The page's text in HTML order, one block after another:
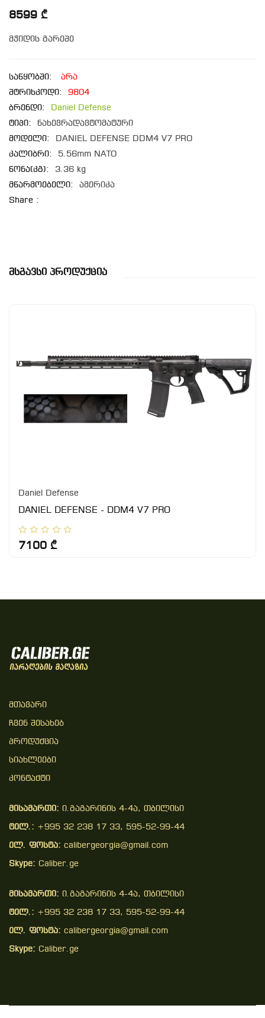
8599 ₾
მჭიდის გარეშე
საწყობში:
არა
შტრიხკოდი:
9804
ბრენდი:
Daniel Defense
ტიპი:
ნახევრადავტომატური
მოდელი:
DANIEL DEFENSE DDM4 V7 PRO
კალიბრი:
5.56mm NATO
წონა(კგ):
3.36 kg
მწარმოებელი:
ამერიკა
Share :
Მსგავსი Პროდუქცია
Daniel Defense
DANIEL DEFENSE - DDM4 V7 PRO
7100 ₾
Მთავარი
Ჩვენ Შესახებ
Პროდუქცია
Სიახლეები
Კონტაქტი
მისამართი: ი.გაგარინის 4-4ა, თბილისი
ტელ.: +995 32 238 17 33, 595-52-99-44
ელ. ფოსტა: calibergeorgia@gmail.com
Skype: Caliber.ge
მისამართი: ი.გაგარინის 4-4ა, თბილისი
ტელ.: +995 32 238 17 33, 595-52-99-44
ელ. ფოსტა: calibergeorgia@gmail.com
Skype: Caliber.ge